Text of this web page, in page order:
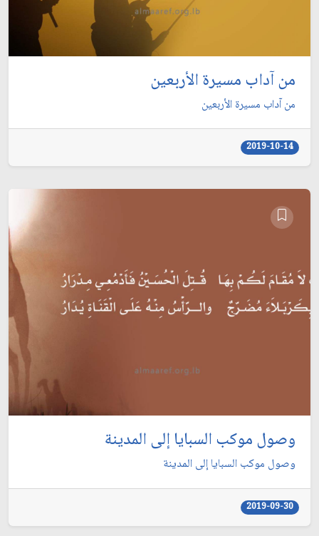
من آداب مسيرة الأربعين
من آداب مسيرة الأربعين
2019-10-14
وصول موكب السبايا إلى المدينة
وصول موكب السبايا إلى المدينة
2019-09-30